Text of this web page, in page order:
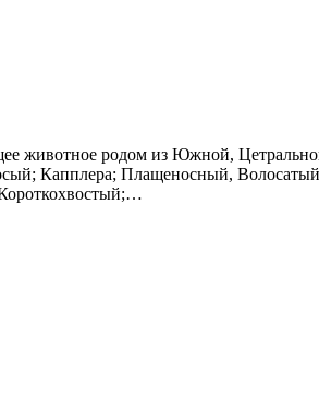
животное родом из Южной,
Капплера; Плащеносный,